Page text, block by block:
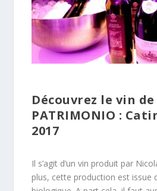
Découvrez le vin de
PATRIMONIO :
2017
Il s’agit d’un vin produit par
plus, cette production est issue